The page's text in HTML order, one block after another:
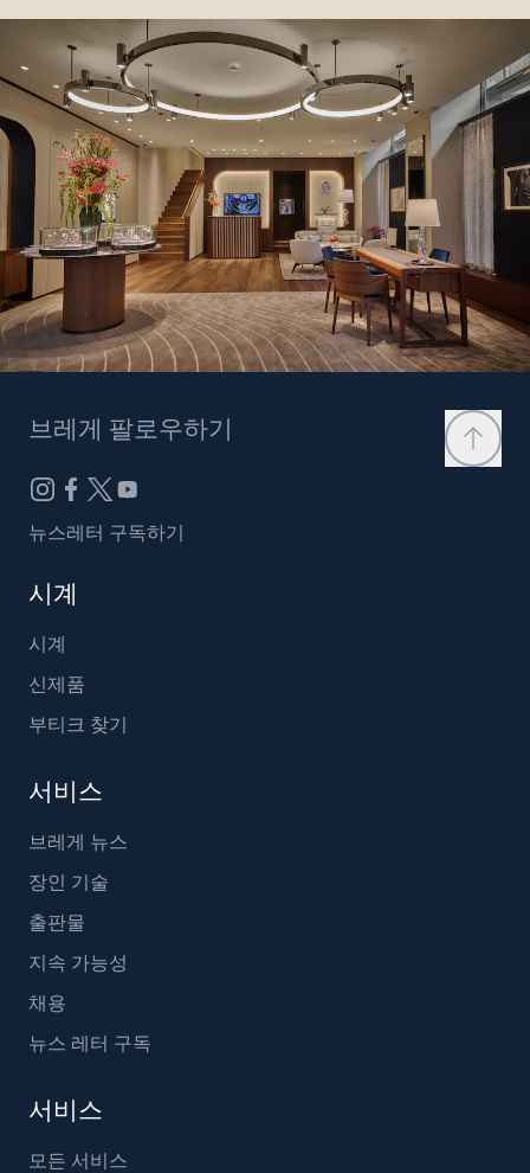
브레게 팔로우하기
뉴스레터 구독하기
시계
시계
신제품
부티크 찾기
서비스
브레게 뉴스
장인 기술
출판물
지속 가능성
채용
뉴스 레터 구독
서비스
모든 서비스